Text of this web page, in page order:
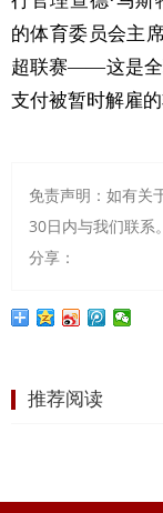
的体育委员会主
超联赛——这是
支付被暂时解雇
免责声明：如有关
30日内与我们联系。
分享：
推荐阅读